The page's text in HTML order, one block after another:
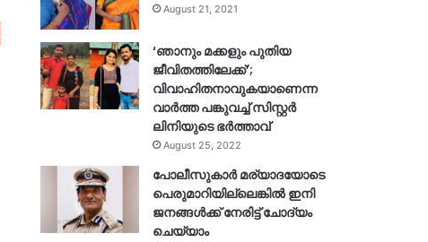
August 21, 2021
‘ഞാനും മക്കളും പുതിയ
ജീവിതത്തിലേക്ക്’;
വിവാഹിതനാവുകയാണെന്ന
വാർത്ത പങ്കുവച്ച് സിസ്റ്റർ
ലിനിയുടെ ഭർത്താവ്
August 25, 2022
പോലീസുകാര്‍ മര്യാദയോടെ
പെരുമാറിയില്ലെങ്കില്‍ ഇനി
ജനങ്ങള്‍ക്ക് നേരിട്ട് ചോദ്യം
ചെയ്യാം